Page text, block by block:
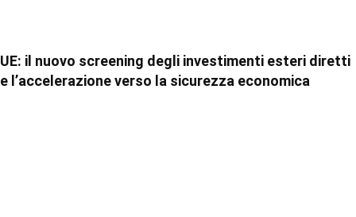
UE: il nuovo screening degli investimenti esteri diretti
e l’accelerazione verso la sicurezza economica